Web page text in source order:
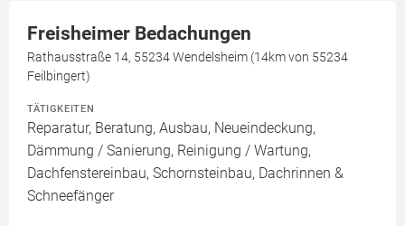
Freisheimer Bedachungen
Rathausstraße 14, 55234 Wendelsheim (14km von 55234
Feilbingert)
TÄTIGKEITEN
Reparatur, Beratung, Ausbau, Neueindeckung,
Dämmung / Sanierung, Reinigung / Wartung,
Dachfenstereinbau, Schornsteinbau, Dachrinnen &
Schneefänger